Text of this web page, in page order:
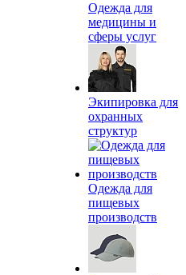
Одежда для
медицины и
сферы услуг
Экипировка для
охранных
структур
Одежда для
пищевых
производств